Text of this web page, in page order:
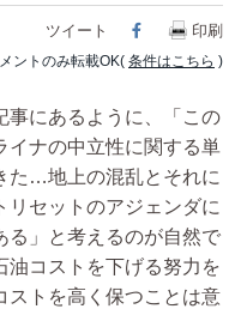
ツイート Facebook
印刷
ントのみ転載OK( 条件はこちら )
にあるように、「この
イナの中立性に関する単
た…地上の混乱とそれに
リセットのアジェンダに
る」と考えるのが自然で
油コストを下げる努力を
トを高く保つことは意